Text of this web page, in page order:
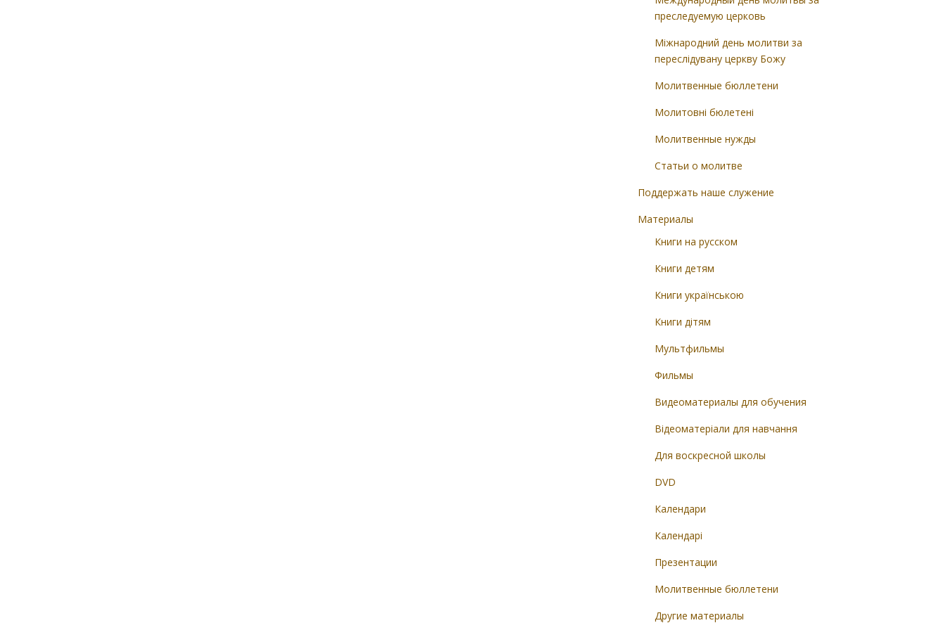
преследуемую церковь
Міжнародний день молитви за
переслідувану церкву Божу
Молитвенные бюллетени
Молитовні бюлетені
Молитвенные нужды
Статьи о молитве
Поддержать наше служение
Материалы
Книги на русском
Книги детям
Книги українською
Книги дітям
Мультфильмы
Фильмы
Видеоматериалы для обучения
Відеоматеріали для навчання
Для воскресной школы
DVD
Календари
Календарі
Презентации
Молитвенные бюллетени
Другие материалы